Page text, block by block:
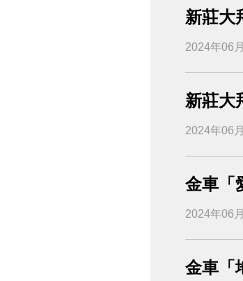
新莊大
2024年06
新莊大
2024年06
金車「
2024年06
金車「